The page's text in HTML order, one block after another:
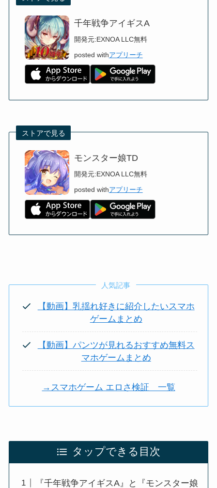
千年戦争アイギスA
開発元:EXNOA LLC無料
posted withアプリーチ
ストアで見る
モンスター娘TD
開発元:EXNOA LLC無料
posted withアプリーチ
人気記事
【動画】乳揺れ好きに紹介したいスマホ
ゲームまとめ
【動画】パンツが見れるおすすめ無料ス
マホゲームまとめ
→スマホゲーム エロさ検証 一覧
タップできる目次
『千年戦争アイギスA』と『モンスター娘